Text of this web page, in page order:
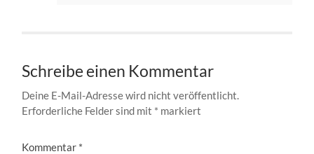
Schreibe einen Kommentar
Deine E-Mail-Adresse wird nicht veröffentlicht.
Erforderliche Felder sind mit * markiert
Kommentar *